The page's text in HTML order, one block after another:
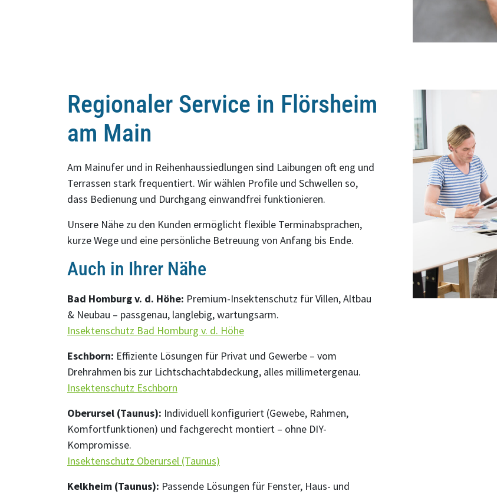
Regionaler Service in Flörsheim
am Main
Am Mainufer und in Reihenhaussiedlungen sind Laibungen oft eng und
Terrassen stark frequentiert. Wir wählen Profile und Schwellen so,
dass Bedienung und Durchgang einwandfrei funktionieren.
Unsere Nähe zu den Kunden ermöglicht flexible Terminabsprachen,
kurze Wege und eine persönliche Betreuung von Anfang bis Ende.
Auch in Ihrer Nähe
Bad Homburg v. d. Höhe: Premium-Insektenschutz für Villen, Altbau
& Neubau – passgenau, langlebig, wartungsarm.
Insektenschutz Bad Homburg v. d. Höhe
Eschborn: Effiziente Lösungen für Privat und Gewerbe – vom
Drehrahmen bis zur Lichtschachtabdeckung, alles millimetergenau.
Insektenschutz Eschborn
Oberursel (Taunus): Individuell konfiguriert (Gewebe, Rahmen,
Komfortfunktionen) und fachgerecht montiert – ohne DIY-
Kompromisse.
Insektenschutz Oberursel (Taunus)
Kelkheim (Taunus): Passende Lösungen für Fenster, Haus- und